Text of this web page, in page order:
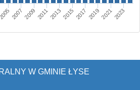
2005 2007 2009 201120132015 2017 201920212023
W GMINIE ŁYSE